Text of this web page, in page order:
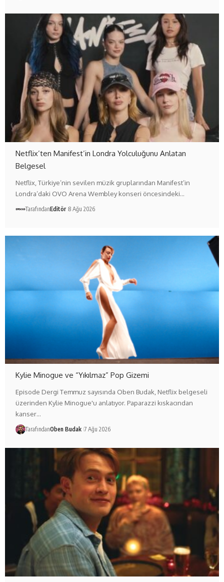
Netflix’ten Manifest’in Londra Yolculuğunu Anlatan
Belgesel
Netflix, Türkiye’nin sevilen müzik gruplarından Manifest’in
Londra’daki OVO Arena Wembley konseri öncesindeki…
TarafındanEditör 8 Ağu 2026
Kylie Minogue ve “Yıkılmaz” Pop Gizemi
Episode Dergi Temmuz sayısında Oben Budak, Netflix belgeseli
üzerinden Kylie Minogue'u anlatıyor. Paparazzi kıskacından
kanser…
TarafındanOben Budak 7 Ağu 2026